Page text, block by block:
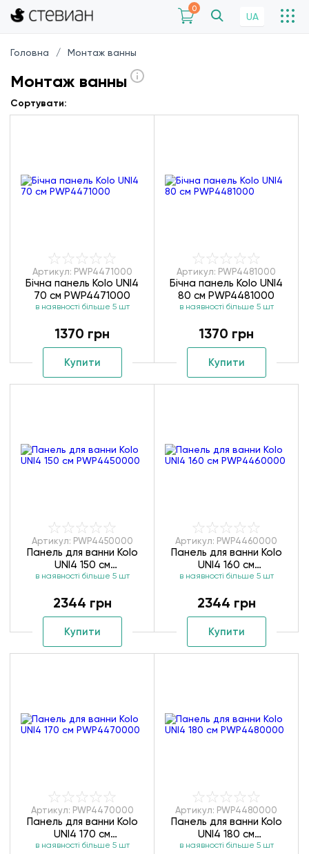
0
UA
Головна Монтаж ванны
Монтаж ванны
Сортувати:
Артикул: PWP4471000
Бічна панель Kolo UNI4
70 см PWP4471000
в наявності більше 5 шт
1370 грн
Купити
Артикул: PWP4481000
Бічна панель Kolo UNI4
80 см PWP4481000
в наявності більше 5 шт
1370 грн
Купити
Артикул: PWP4450000
Панель для ванни Kolo
UNI4 150 см
PWP4450000
в наявності більше 5 шт
2344 грн
Купити
Артикул: PWP4460000
Панель для ванни Kolo
UNI4 160 см
PWP4460000
в наявності більше 5 шт
2344 грн
Купити
Артикул: PWP4470000
Панель для ванни Kolo
UNI4 170 см
PWP4470000
в наявності більше 5 шт
Артикул: PWP4480000
Панель для ванни Kolo
UNI4 180 см
PWP4480000
в наявності більше 5 шт